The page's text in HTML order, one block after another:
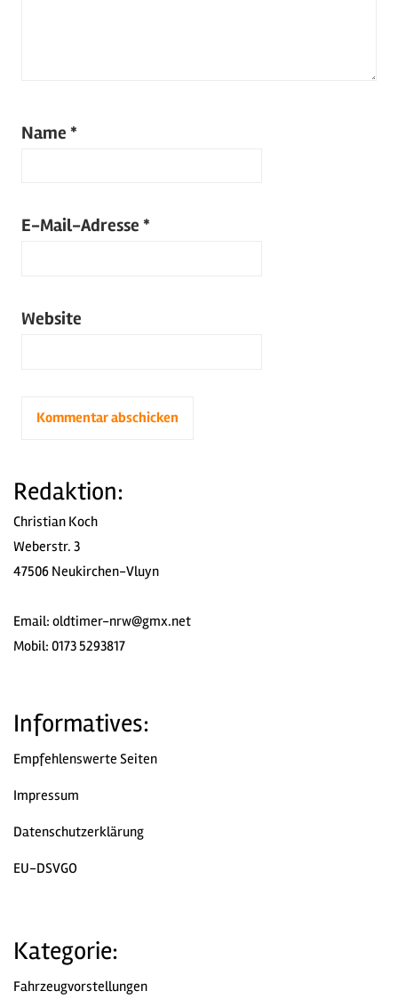
Name *
E-Mail-Adresse *
Website
Redaktion:
Christian Koch
Weberstr. 3
47506 Neukirchen-Vluyn
Email: oldtimer-nrw@gmx.net
Mobil: 0173 5293817
Informatives:
Empfehlenswerte Seiten
Impressum
Datenschutzerklärung
EU-DSVGO
Kategorie:
Fahrzeugvorstellungen